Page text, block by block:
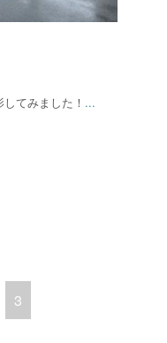
てみました！ ...
3